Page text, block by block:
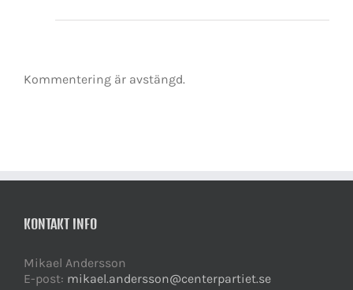
Kommentering är avstängd.
KONTAKT INFO
Mikael Andersson
E-post: mikael.andersson@centerpartiet.se